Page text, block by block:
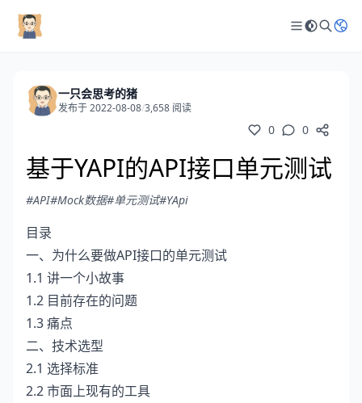
一只会思考的猪
发布于 2022-08-08/3,658 阅读
0 0
基于YAPI的API接口单元测试
#API#Mock数据#单元测试#YApi
目录
一、为什么要做API接口的单元测试
1.1 讲一个小故事
1.2 目前存在的问题
1.3 痛点
二、技术选型
2.1 选择标准
2.2 市面上现有的工具